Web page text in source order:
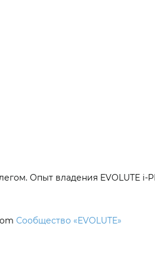
Опыт владения EVOLUTE
Сообщество «EVOLUTE»